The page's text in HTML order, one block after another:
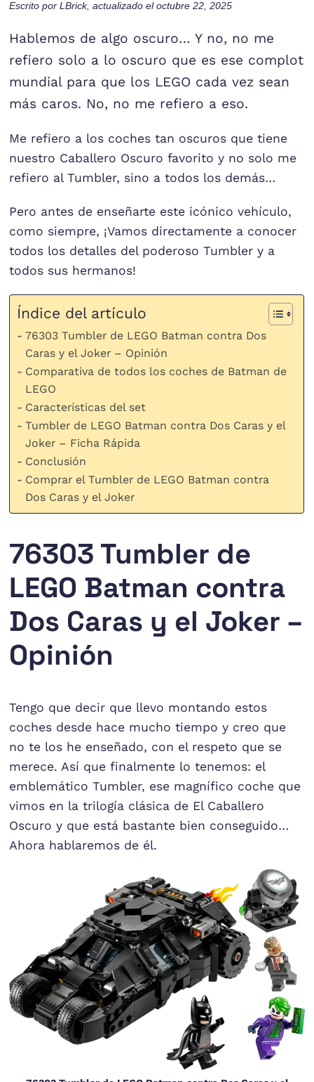
Escrito porLBrick, actualizado eloctubre 22, 2025
Hablemos de algo oscuro… Y no, no me
refiero solo a lo oscuro que es ese complot
mundial para que los LEGO cada vez sean
más caros. No, no me refiero a eso.
Me refiero a los coches tan oscuros que tiene
nuestro Caballero Oscuro favorito y no solo me
refiero al Tumbler, sino a todos los demás…
Pero antes de enseñarte este icónico vehículo,
como siempre, ¡Vamos directamente a conocer
todos los detalles del poderoso Tumbler y a
todos sus hermanos!
Índice del artículo
76303 Tumbler de LEGO Batman contra Dos
Caras y el Joker – Opinión
Comparativa de todos los coches de Batman de
LEGO
Características del set
Tumbler de LEGO Batman contra Dos Caras y el
Joker – Ficha Rápida
Conclusión
Comprar el Tumbler de LEGO Batman contra
Dos Caras y el Joker
76303 Tumbler de
LEGO Batman contra
Dos Caras y el Joker –
Opinión
Tengo que decir que llevo montando estos
coches desde hace mucho tiempo y creo que
no te los he enseñado, con el respeto que se
merece. Así que finalmente lo tenemos: el
emblemático Tumbler, ese magnífico coche que
vimos en la trilogía clásica de El Caballero
Oscuro y que está bastante bien conseguido…
Ahora hablaremos de él.